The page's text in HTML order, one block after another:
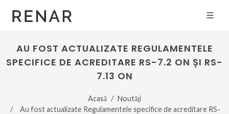
AU FOST ACTUALIZATE REGULAMENTELE
SPECIFICE DE ACREDITARE RS-7.2 ON ȘI RS-
7.13 ON
Acasă
Noutăţi
Au fost actualizate Regulamentele specifice de acreditare RS-